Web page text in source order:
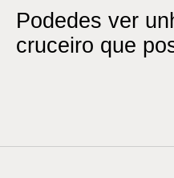
Podedes ver
cruceiro que